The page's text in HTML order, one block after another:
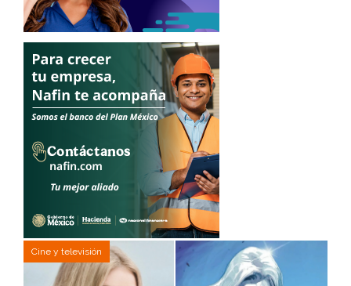
Cine y televisión